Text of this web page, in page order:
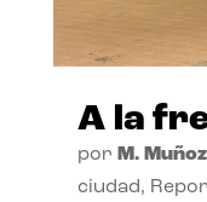
A la
por M.
ciudad,